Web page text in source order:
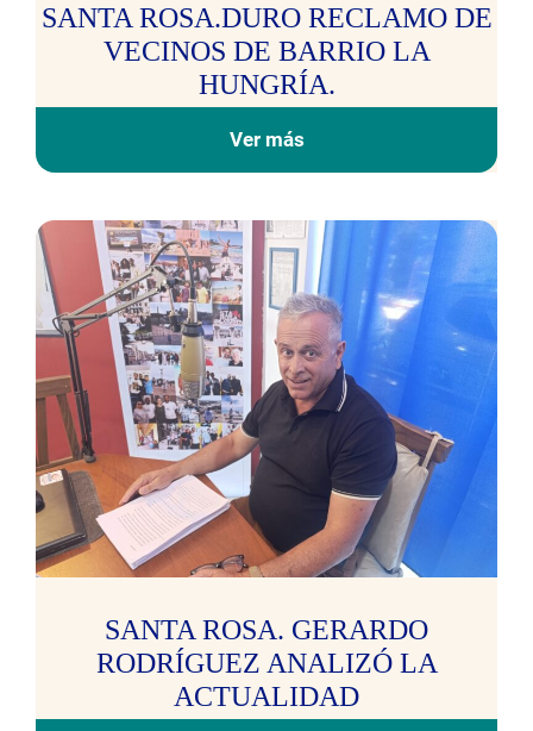
SANTA ROSA.DURO RECLAMO DE
VECINOS DE BARRIO LA
HUNGRÍA.
Ver más
SANTA ROSA. GERARDO
RODRÍGUEZ ANALIZÓ LA
ACTUALIDAD